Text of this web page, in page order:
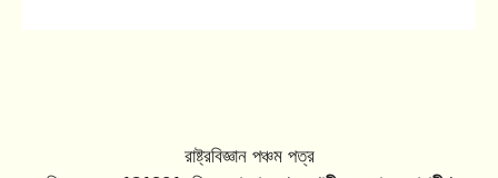
রাষ্ট্রবিজ্ঞান পঞ্চম পত্র